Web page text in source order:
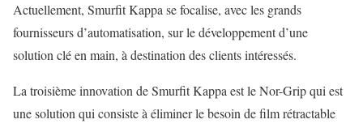
Actuellement, Smurfit Kappa se focalise, avec les grands
fournisseurs d’automatisation, sur le développement d’une
solution clé en main, à destination des clients intéressés.
La troisième innovation de Smurfit Kappa est le Nor-Grip qui est
une solution qui consiste à éliminer le besoin de film rétractable